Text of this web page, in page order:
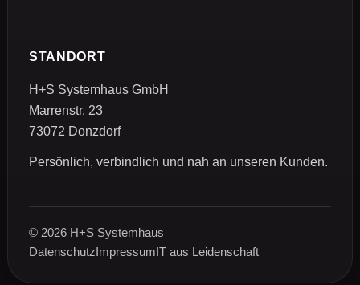
STANDORT
H+S Systemhaus GmbH
Marrenstr. 23
73072 Donzdorf
Persönlich, verbindlich und nah an unseren Kunden.
© 2026 H+S Systemhaus
DatenschutzImpressumIT aus Leidenschaft